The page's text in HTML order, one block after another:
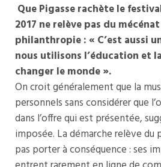
Que Pigasserachète le
2017 ne relève pas du
philanthropie : « C’est aussi
nous utilisons l’éducation et
changer le monde ».
On croit généralement que la
personnels sans considérer que
dans l’offre qui est présentée,
imposée. La démarche relève du
pas porter à conséquence : ses